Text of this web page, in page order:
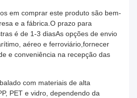
em comprar este produto são bem-
e a fábrica.O prazo para
é de 1-3 diasAs opções de envio
aéreo e ferroviário,fornecer
e conveniência na recepção das
com materiais de alta
PET e vidro, dependendo da